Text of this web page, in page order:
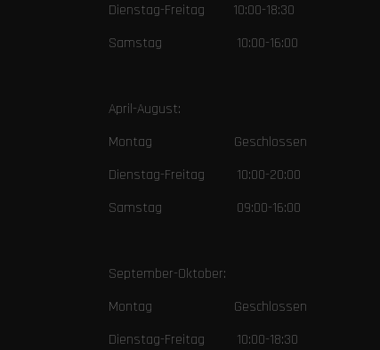
Dienstag-Freitag 10:00-18:30
Samstag 10:00-16:00
April-August:
Montag Geschlossen
Dienstag-Freitag 10:00-20:00
Samstag 09:00-16:00
September-Oktober:
Montag Geschlossen
Dienstag-Freitag 10:00-18:30